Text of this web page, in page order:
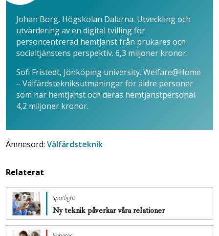
Johan Borg, Högskolan Dalarna. Utveckling och
utvärdering av en digital tvilling för
personcentrerad hemtjänst från brukares och
socialtjänstens perspektiv. 6,3 miljoner kronor.
Sofi Fristedt, Jönköping university. Welfare@Home
– Välfärdstekniksutmaningar för äldre personer
som har hemtjänst och deras hemtjänstpersonal.
4,2 miljoner kronor.
Ämnesord: Välfärdsteknik
Relaterat
Spotlight
Ny teknik påverkar våra relationer